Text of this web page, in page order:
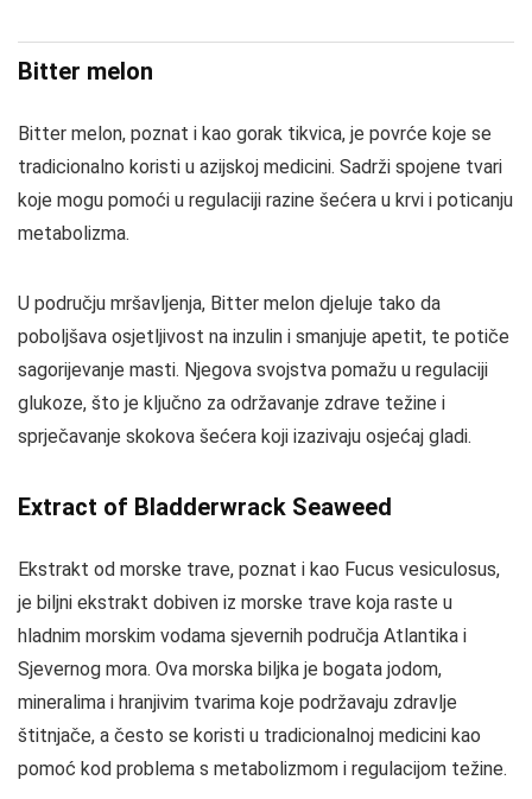
Bitter melon
Bitter melon, poznat i kao gorak tikvica, je povrće koje se
tradicionalno koristi u azijskoj medicini. Sadrži spojene tvari
koje mogu pomoći u regulaciji razine šećera u krvi i poticanju
metabolizma.
U području mršavljenja, Bitter melon djeluje tako da
poboljšava osjetljivost na inzulin i smanjuje apetit, te potiče
sagorijevanje masti. Njegova svojstva pomažu u regulaciji
glukoze, što je ključno za održavanje zdrave težine i
sprječavanje skokova šećera koji izazivaju osjećaj gladi.
Extract of Bladderwrack Seaweed
Ekstrakt od morske trave, poznat i kao Fucus vesiculosus,
je biljni ekstrakt dobiven iz morske trave koja raste u
hladnim morskim vodama sjevernih područja Atlantika i
Sjevernog mora. Ova morska biljka je bogata jodom,
mineralima i hranjivim tvarima koje podržavaju zdravlje
štitnjače, a često se koristi u tradicionalnoj medicini kao
pomoć kod problema s metabolizmom i regulacijom težine.